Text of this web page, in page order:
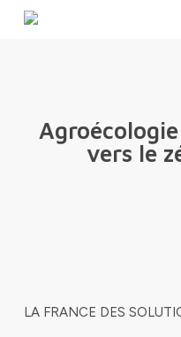
vers le
LA FRANCE DES